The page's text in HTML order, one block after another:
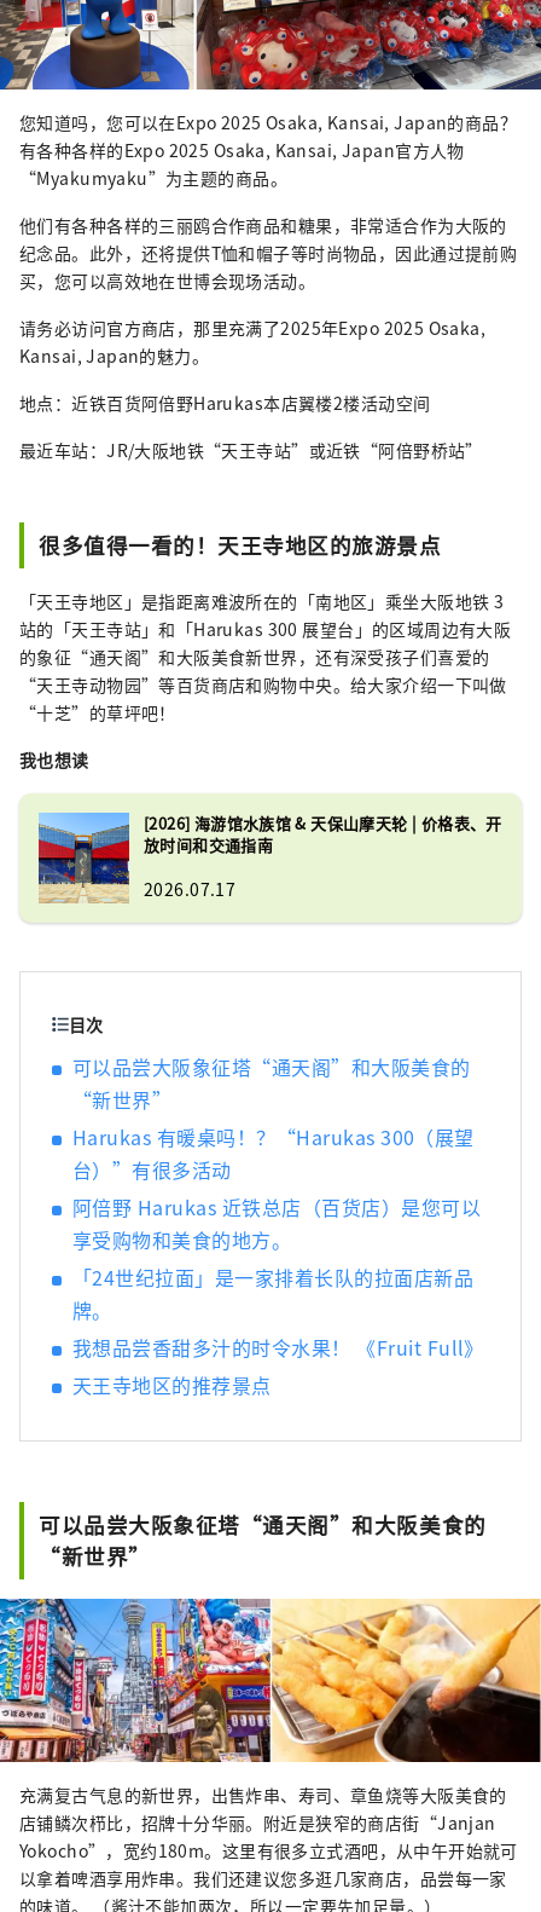
您知道吗，您可以在Expo 2025 Osaka, Kansai, Japan的商品？
有各种各样的Expo 2025 Osaka, Kansai, Japan官方人物
“Myakumyaku”为主题的商品。
他们有各种各样的三丽鸥合作商品和糖果，非常适合作为大阪的
纪念品。此外，还将提供T恤和帽子等时尚物品，因此通过提前购
买，您可以高效地在世博会现场活动。
请务必访问官方商店，那里充满了2025年Expo 2025 Osaka,
Kansai, Japan的魅力。
地点：近铁百货阿倍野Harukas本店翼楼2楼活动空间
最近车站：JR/大阪地铁“天王寺站”或近铁“阿倍野桥站”
很多值得一看的！天王寺地区的旅游景点
「天王寺地区」是指距离难波所在的「南地区」乘坐大阪地铁 3
站的「天王寺站」和「Harukas 300 展望台」的区域周边有大阪
的象征“通天阁”和大阪美食新世界，还有深受孩子们喜爱的
“天王寺动物园”等百货商店和购物中央。给大家介绍一下叫做
“十芝”的草坪吧！
我也想读
[2026] 海游馆水族馆 & 天保山摩天轮 | 价格表、开
放时间和交通指南
2026.07.17
目次
可以品尝大阪象征塔“通天阁”和大阪美食的
“新世界”
Harukas 有暖桌吗！？“Harukas 300（展望
台）”有很多活动
阿倍野 Harukas 近铁总店（百货店）是您可以
享受购物和美食的地方。
「24世纪拉面」是一家排着长队的拉面店新品
牌。
我想品尝香甜多汁的时令水果！ 《Fruit Full》
天王寺地区的推荐景点
可以品尝大阪象征塔“通天阁”和大阪美食的
“新世界”
充满复古气息的新世界，出售炸串、寿司、章鱼烧等大阪美食的
店铺鳞次栉比，招牌十分华丽。附近是狭窄的商店街“Janjan
Yokocho”，宽约180m。这里有很多立式酒吧，从中午开始就可
以拿着啤酒享用炸串。我们还建议您多逛几家商店，品尝每一家
的味道。 （酱汁不能加两次，所以一定要先加足量。）